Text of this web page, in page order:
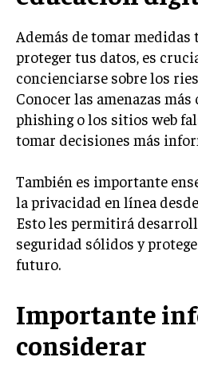
Además de tomar medidas
proteger tus datos, es
concienciarse sobre los
Conocer las amenazas más
phishing o los sitios web
tomar decisiones más
También es importante
la privacidad en línea
Esto les permitirá
seguridad sólidos y
futuro.
Importante
considerar